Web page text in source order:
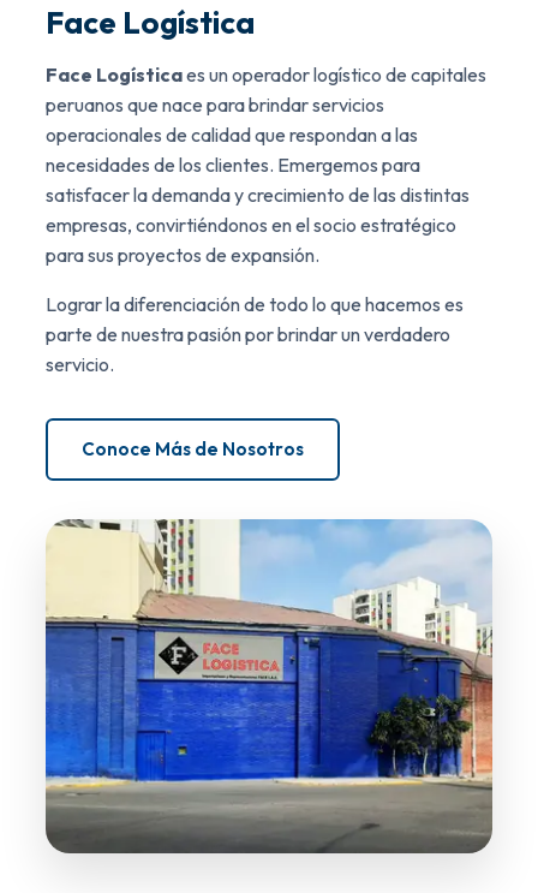
Face Logística
Face Logísticaes un operador logístico de capitales
peruanos que nace para brindar servicios
operacionales de calidad que respondan a las
necesidades de los clientes. Emergemos para
satisfacer la demanda y crecimiento de las distintas
empresas, convirtiéndonos en el socio estratégico
para sus proyectos de expansión.
Lograr la diferenciación de todo lo que hacemos es
parte de nuestra pasión por brindar un verdadero
servicio.
Conoce Más de Nosotros